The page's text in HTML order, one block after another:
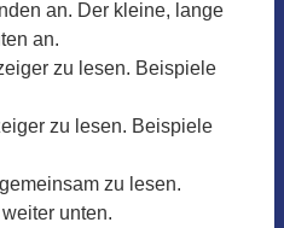
an. Der kleine, lange
an.
zu lesen. Beispiele
zu lesen. Beispiele
zu lesen.
unten.